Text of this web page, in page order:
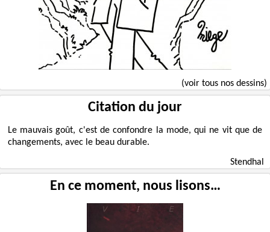
(voir tous nos dessins)
Citation du jour
Le mauvais goût, c'est de confondre la mode, qui ne vit que de
changements, avec le beau durable.
Stendhal
En ce moment, nous lisons…